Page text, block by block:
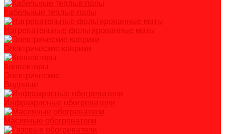
Кабельные теплые полы
Нагревательные фольгированные маты
Электрические коврики
Конвекторы
Электрические
Водяные
Инфракрасные обогреватели
Масляные обогреватели